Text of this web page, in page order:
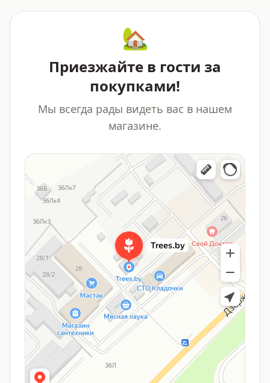
🏡
Приезжайте в гости за
покупками!
Мы всегда рады видеть вас в нашем
магазине.